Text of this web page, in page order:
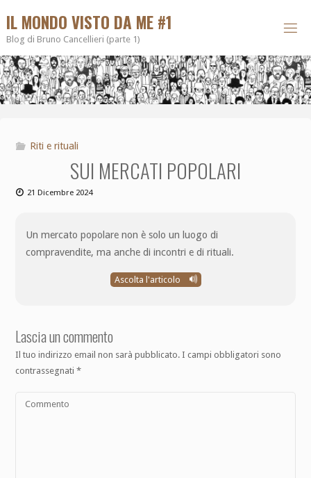
IL MONDO VISTO DA ME #1
Blog di Bruno Cancellieri (parte 1)
Riti e rituali
SUI MERCATI POPOLARI
21 Dicembre 2024
Un mercato popolare non è solo un luogo di
compravendite, ma anche di incontri e di rituali.
Ascolta l'articolo
Lascia un commento
Il tuo indirizzo email non sarà pubblicato. I campi obbligatori sono
contrassegnati*